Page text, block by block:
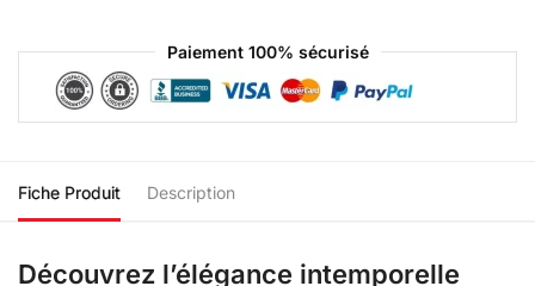
Paiement 100% sécurisé
Fiche Produit Description
Découvrez l’élégance intemporelle